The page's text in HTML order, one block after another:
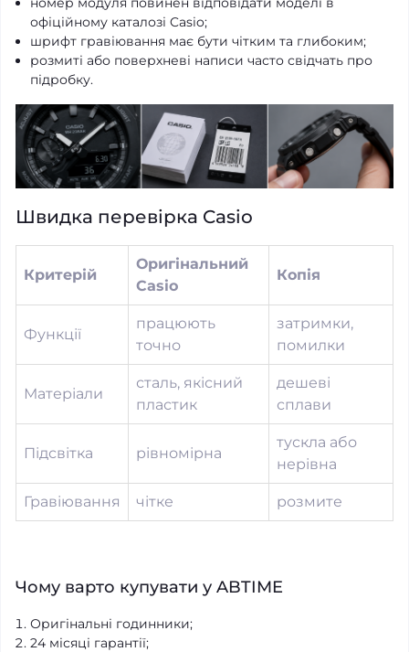
офіційному каталозі Casio;
шрифт гравіювання має бути чітким та глибоким;
розмиті або поверхневі написи часто свідчать про
підробку.
Швидка перевірка Casio
Критерій
Оригінальний
Casio
Копія
Функції
працюють
точно
затримки,
помилки
Матеріали
сталь, якісний
пластик
дешеві
сплави
Підсвітка рівномірна
тускла або
нерівна
Гравіювання чітке розмите
Чому варто купувати у ABTIME
Оригінальні годинники;
24 місяці гарантії;